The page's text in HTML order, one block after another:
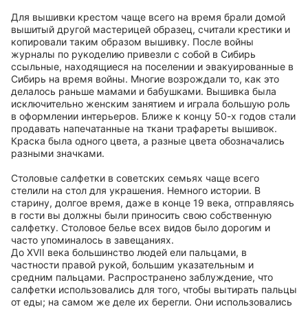
Для вышивки крестом чаще всего на время брали домой
вышитый другой мастерицей образец, считали крестики и
копировали таким образом вышивку. После войны
журналы по рукоделию привезли с собой в Сибирь
ссыльные, находящиеся на поселении и эвакуированные в
Сибирь на время войны. Многие возрождали то, как это
делалось раньше мамами и бабушками. Вышивка была
исключительно женским занятием и играла большую роль
в оформлении интерьеров. Ближе к концу 50-х годов стали
продавать напечатанные на ткани трафареты вышивок.
Краска была одного цвета, а разные цвета обозначались
разными значками.
Столовые салфетки в советских семьях чаще всего
стелили на стол для украшения. Немного истории. В
старину, долгое время, даже в конце 19 века, отправляясь
в гости вы должны были приносить свою собственную
салфетку. Столовое белье всех видов было дорогим и
часто упоминалось в завещаниях.
До XVII века большинство людей ели пальцами, в
частности правой рукой, большим указательным и
средним пальцами. Распространено заблуждение, что
салфетки использовались для того, чтобы вытирать пальцы
от еды; на самом же деле их берегли. Они использовались